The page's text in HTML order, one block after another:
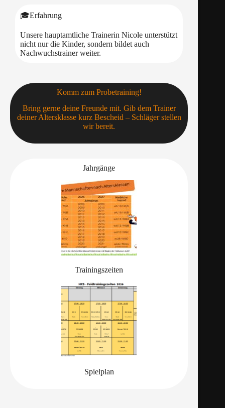
🎓Erfahrung
Unsere hauptamtliche Trainerin Nicole unterstützt
nicht nur die Kinder, sondern bildet auch
Nachwuchstrainer weiter.
Komm zum Probetraining!
Bring gerne deine Freunde mit. Gib dem Trainer
deiner Altersklasse kurz Bescheid – Schläger stellen
wir bereit.
Jahrgänge
Trainingszeiten
Spielplan